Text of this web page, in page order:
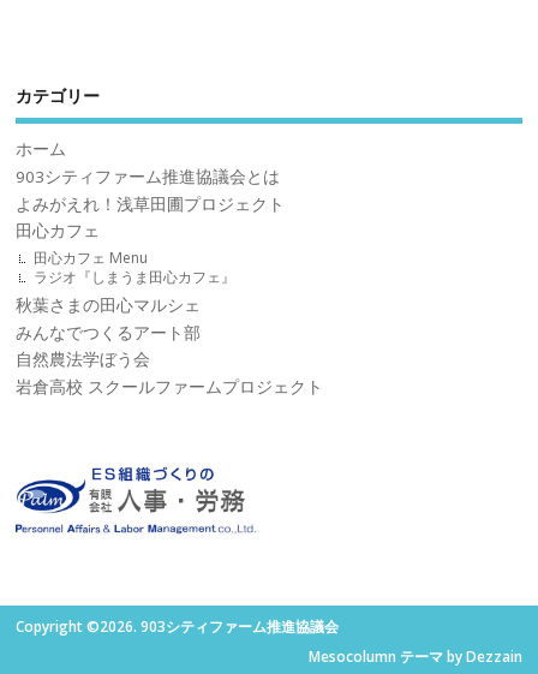
カテゴリー
ホーム
903シティファーム推進協議会とは
よみがえれ！浅草田圃プロジェクト
田心カフェ
田心カフェ Menu
ラジオ『しまうま田心カフェ』
秋葉さまの田心マルシェ
みんなでつくるアート部
自然農法学ぼう会
岩倉高校 スクールファームプロジェクト
Copyright ©2026. 903シティファーム推進協議会
Mesocolumn テーマ by Dezzain